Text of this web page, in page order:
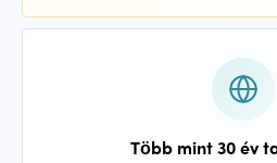
Több mint 30 év